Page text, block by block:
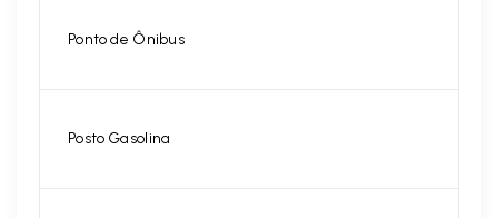
Ponto de Ônibus
Posto Gasolina